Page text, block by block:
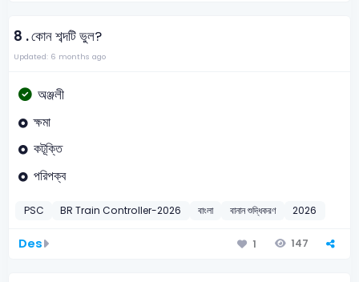
8 .কোন শব্দটি ভুল?
Updated: 6 months ago
অঞ্জলী
ক্ষমা
কটূক্তি
পরিপক্ব
PSC BR Train Controller-2026 বাংলা বানান শুদ্ধিকরণ 2026
Des 1 147